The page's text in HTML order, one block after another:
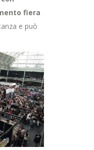
fiera
e può